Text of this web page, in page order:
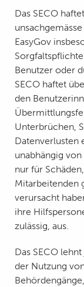
Das SECO
EasyGov
Benutzer oder
SECO haftet
den
Unterbrüchen,
Datenverlusten
unabhängig
nur für
Mitarbeitenden
verursacht
ihre
zulässig, aus.
Das SECO
der Nutzung